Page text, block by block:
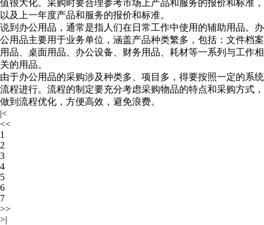
值很大化。采购时要合理参考市场上产品和服务的报价和标准，
以及上一年度产品和服务的报价和标准。
说到办公用品，通常是指人们在日常工作中使用的辅助用品。办
公用品主要用于业务单位，涵盖产品种类繁多，包括：文件档案
用品、桌面用品、办公设备、财务用品、耗材等一系列与工作相
关的用品。
由于办公用品的采购涉及种类多、项目多，得要按照一定的系统
流程进行。流程的制定要充分考虑采购物品的特点和采购方式，
做到流程优化，方便高效，避免浪费。
|<
<<
1
2
3
4
5
6
7
>>
>|